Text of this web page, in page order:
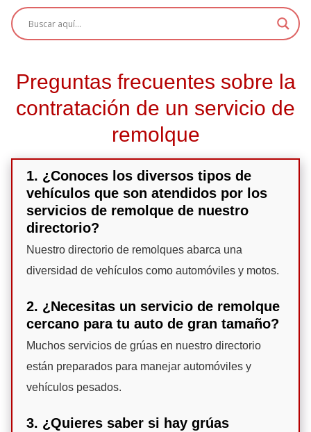
Preguntas frecuentes sobre la
contratación de un servicio de
remolque
1. ¿Conoces los diversos tipos de
vehículos que son atendidos por los
servicios de remolque de nuestro
directorio?
Nuestro directorio de remolques abarca una
diversidad de vehículos como automóviles y motos.
2. ¿Necesitas un servicio de remolque
cercano para tu auto de gran tamaño?
Muchos servicios de grúas en nuestro directorio
están preparados para manejar automóviles y
vehículos pesados.
3. ¿Quieres saber si hay grúas